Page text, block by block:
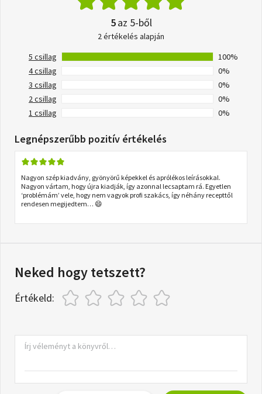
5az 5-ből
2 értékelés alapján
5 csillag
100%
4 csillag
0%
3 csillag
0%
2 csillag
0%
1 csillag
0%
Legnépszerűbb pozitív értékelés
Nagyon szép kiadvány, gyönyörű képekkel és aprólékos leírásokkal.
Nagyon vártam, hogy újra kiadják, így azonnal lecsaptam rá. Egyetlen
‘problémám’ vele, hogy nem vagyok profi szakács, így néhány recepttől
rendesen megijedtem… 😄
Neked hogy tetszett?
Értékeld: